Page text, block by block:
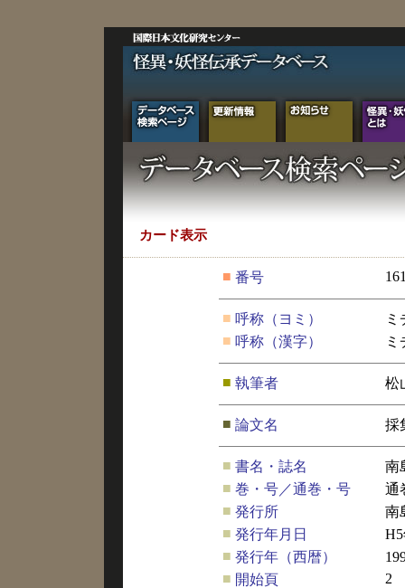
カード表示
■ 番号
■ 呼称（ヨミ）
■ 呼称（漢字）
■ 執筆者 松
■ 論文名 採
■ 書名・誌名
南
■ 巻・号／通巻・号
通
■ 発行所
南
■ 発行年月日
■ 発行年（西暦）
■ 開始頁
2